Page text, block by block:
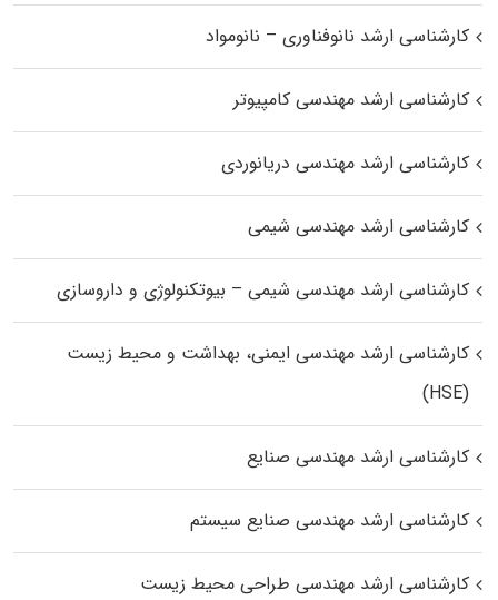
کارشناسی ارشد نانوفناوری – نانومواد
کارشناسی ارشد مهندسی کامپیوتر
کارشناسی ارشد مهندسی دریانوردی
کارشناسی ارشد مهندسی شیمی
کارشناسی ارشد مهندسی شیمی – بیوتکنولوژی و داروسازی
کارشناسی ارشد مهندسی ایمنی، بهداشت و محیط زیست
(HSE)
کارشناسی ارشد مهندسی صنایع
کارشناسی ارشد مهندسی صنایع سیستم
کارشناسی ارشد مهندسی طراحی محیط زیست